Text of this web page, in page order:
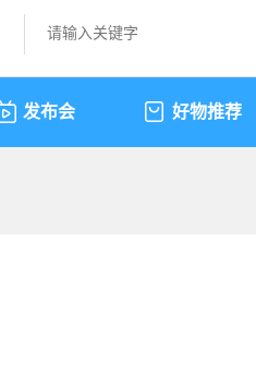
发布会 好物推荐